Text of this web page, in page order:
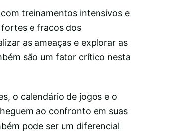
treinamentos intensivos e
fortes e fracos dos
as ameaças e explorar as
são um fator crítico nesta
o calendário de jogos e o
ao confronto em suas
pode ser um diferencial